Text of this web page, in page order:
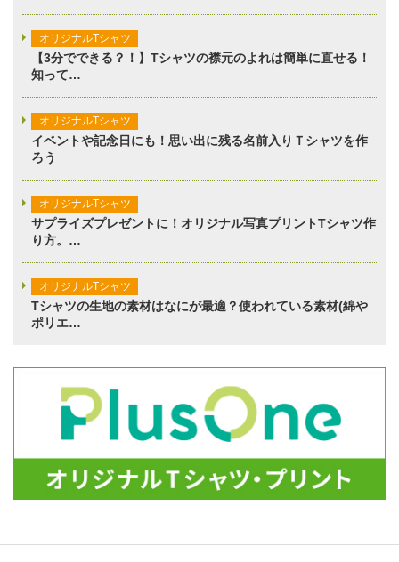
オリジナルTシャツ
【3分でできる？！】Tシャツの襟元のよれは簡単に直せる！
知って…
オリジナルTシャツ
イベントや記念日にも！思い出に残る名前入りＴシャツを作
ろう
オリジナルTシャツ
サプライズプレゼントに！オリジナル写真プリントTシャツ作
り方。…
オリジナルTシャツ
Tシャツの生地の素材はなにが最適？使われている素材(綿や
ポリエ…